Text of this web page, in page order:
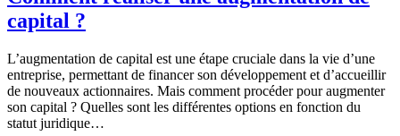
capital ?
L’augmentation de capital est une étape cruciale dans la vie d’une
entreprise, permettant de financer son développement et d’accueillir
de nouveaux actionnaires. Mais comment procéder pour augmenter
son capital ? Quelles sont les différentes options en fonction du
statut juridique…